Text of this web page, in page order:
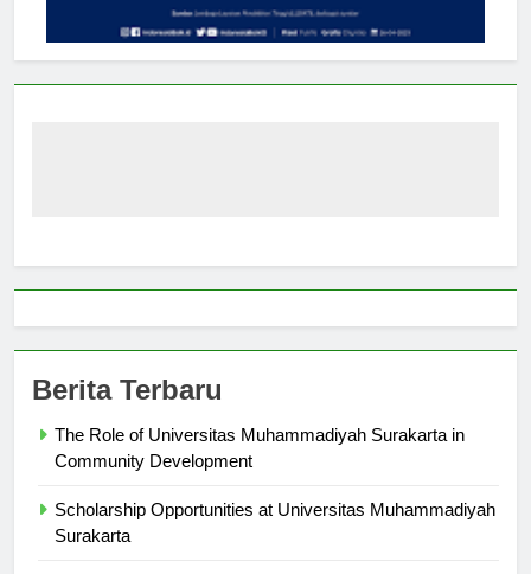
Berita Terbaru
The Role of Universitas Muhammadiyah Surakarta in
Scholarship Opportunities at Universitas Muhammadiyah